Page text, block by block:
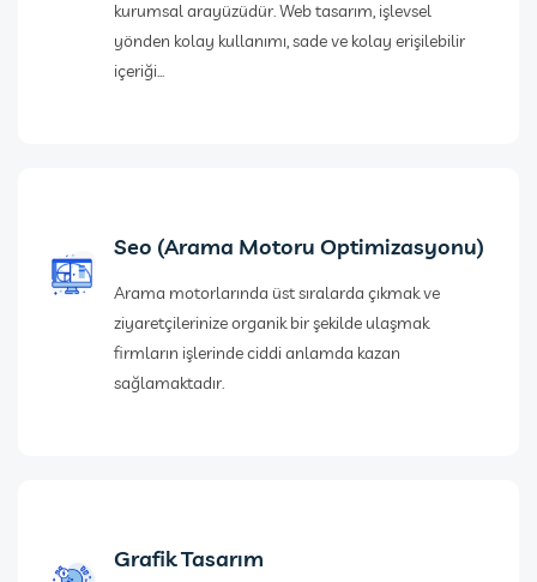
kurumsal arayüzüdür. Web tasarım, işlevsel
yönden kolay kullanımı, sade ve kolay erişilebilir
içeriği...
Seo (Arama Motoru Optimizasyonu)
Arama motorlarında üst sıralarda çıkmak ve
ziyaretçilerinize organik bir şekilde ulaşmak
firmların işlerinde ciddi anlamda kazan
sağlamaktadır.
Grafik Tasarım